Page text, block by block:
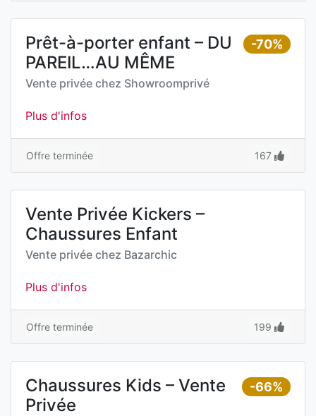
-70%
Prêt-à-porter enfant – DU
PAREIL…AU MÊME
Vente privée chez Showroomprivé
Plus d'infos
Offre terminée 167
Vente Privée Kickers –
Chaussures Enfant
Vente privée chez Bazarchic
Plus d'infos
Offre terminée 199
-66%
Chaussures Kids – Vente
Privée